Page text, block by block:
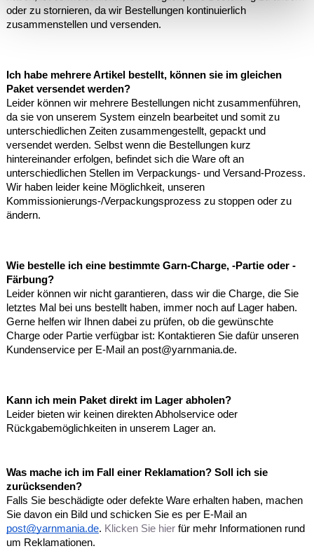
oder zu stornieren, da wir Bestellungen kontinuierlich
zusammenstellen und versenden.
Ich habe mehrere Artikel bestellt, können sie im gleichen
Paket versendet werden?
Leider können wir mehrere Bestellungen nicht zusammenführen,
da sie von unserem System einzeln bearbeitet und somit zu
unterschiedlichen Zeiten zusammengestellt, gepackt und
versendet werden. Selbst wenn die Bestellungen kurz
hintereinander erfolgen, befindet sich die Ware oft an
unterschiedlichen Stellen im Verpackungs- und Versand-Prozess.
Wir haben leider keine Möglichkeit, unseren
Kommissionierungs-/Verpackungsprozess zu stoppen oder zu
ändern.
Wie bestelle ich eine bestimmte Garn-Charge, -Partie oder -
Färbung?
Leider können wir nicht garantieren, dass wir die Charge, die Sie
letztes Mal bei uns bestellt haben, immer noch auf Lager haben.
Gerne helfen wir Ihnen dabei zu prüfen, ob die gewünschte
Charge oder Partie verfügbar ist: Kontaktieren Sie dafür unseren
Kundenservice per E-Mail an post@yarnmania.de.
Kann ich mein Paket direkt im Lager abholen?
Leider bieten wir keinen direkten Abholservice oder
Rückgabemöglichkeiten in unserem Lager an.
Was mache ich im Fall einer Reklamation? Soll ich sie
zurücksenden?
Falls Sie beschädigte oder defekte Ware erhalten haben, machen
Sie davon ein Bild und schicken Sie es per E-Mail an
post@yarnmania.de. Klicken Sie hierfür mehr Informationen rund
um Reklamationen.